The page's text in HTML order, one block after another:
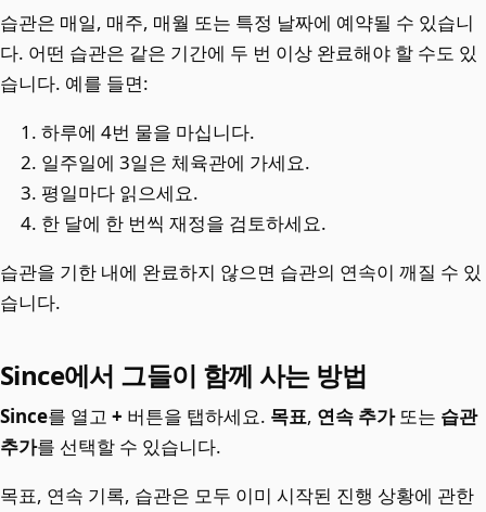
습관은 매일, 매주, 매월 또는 특정 날짜에 예약될 수 있습니
다. 어떤 습관은 같은 기간에 두 번 이상 완료해야 할 수도 있
습니다. 예를 들면:
하루에 4번 물을 마십니다.
일주일에 3일은 체육관에 가세요.
평일마다 읽으세요.
한 달에 한 번씩 재정을 검토하세요.
습관을 기한 내에 완료하지 않으면 습관의 연속이 깨질 수 있
습니다.
Since에서 그들이 함께 사는 방법
Since를 열고 + 버튼을 탭하세요. 목표, 연속 추가또는 습관
추가를 선택할 수 있습니다.
목표, 연속 기록, 습관은 모두 이미 시작된 진행 상황에 관한